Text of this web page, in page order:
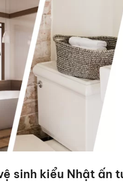
sinh kiểu Nhật ấn